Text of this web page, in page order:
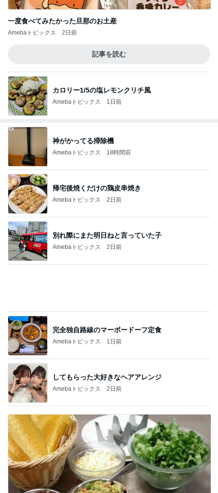
一度食べてみたかった旦那のお土産
Amebaトピックス 2日前
記事を読む
カロリー1/5の塩レモンクリチ風
Amebaトピックス 1日前
神がかってる掃除機
Amebaトピックス 18時間前
帰宅後焼くだけの鶏皮串焼き
Amebaトピックス 2日前
別れ際にまた明日ねと言っていた子
Amebaトピックス 2日前
してもらった大好きなヘアアレンジ
Amebaトピックス 2日前
コストコのチーズで味がグンとアップ